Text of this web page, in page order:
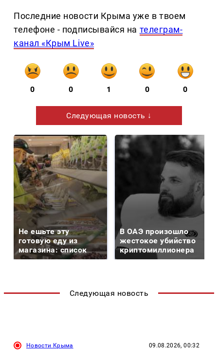
Последние новости Крыма уже в твоем
телефоне - подписывайся на телеграм-
канал «Крым Live»
0 0 1 0 0
Следующая новость ↓
Не ешьте эту
готовую еду из
магазина: список
В ОАЭ произошло
жестокое убийство
криптомиллионера
Следующая новость
Новости Крыма 09.08.2026, 00:32